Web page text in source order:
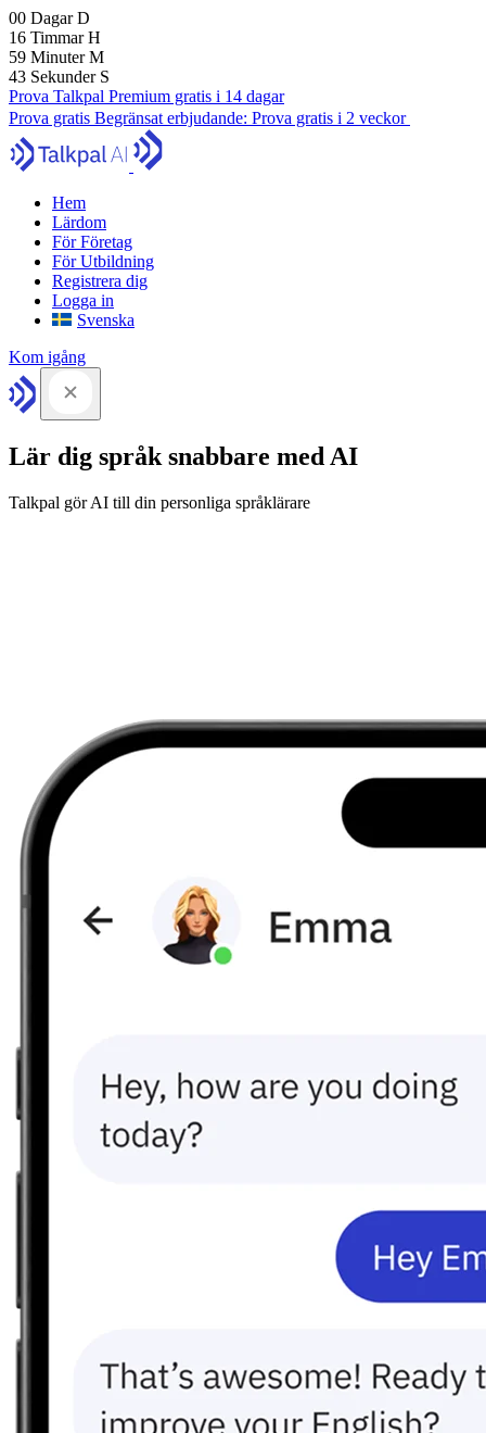
00 DagarD
16 TimmarH
59 MinuterM
42 Sekunder S
Prova Talkpal Premium gratis i 14 dagar
Prova gratis Begränsat erbjudande: Prova gratis i 2 veckor
Hem
Lärdom
För Företag
För Utbildning
Registrera dig
Logga in
Svenska
Kom igång
Lär dig språk snabbare med AI
Talkpal gör AI till din personliga språklärare